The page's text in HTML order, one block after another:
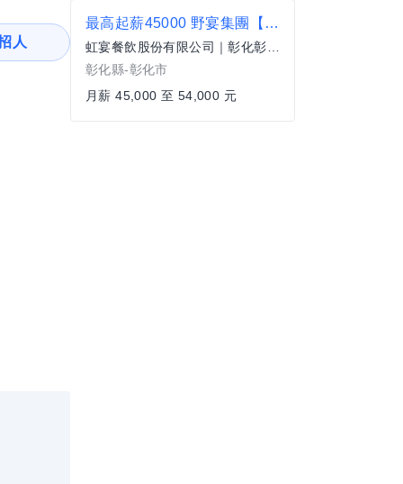
人
最高起薪45000 野宴集團【燒肉餐酒館】彰化彰基-店長
虹宴餐飲股份有限公司｜彰化彰基-餐酒館
彰化縣-彰化市
月薪 45,000 至 54,000 元